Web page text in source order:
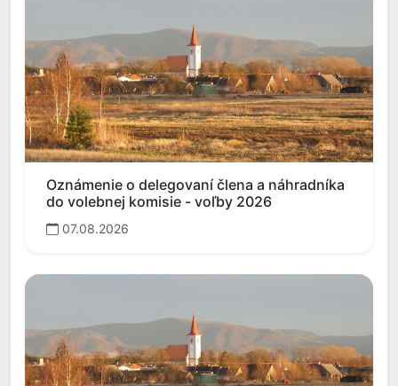
Oznámenie o delegovaní člena a náhradníka
do volebnej komisie - voľby 2026
07.08.2026